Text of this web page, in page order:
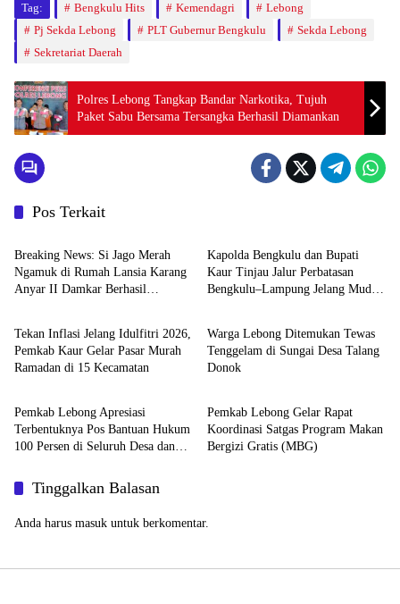
Tag: Bengkulu Hits Kemendagri
Lebong
Pj Sekda Lebong
PLT Gubernur Bengkulu
Sekda Lebong
Sekretariat Daerah
Polres Lebong Tangkap Bandar Narkotika, Tujuh
Paket Sabu Bersama Tersangka Berhasil Diamankan
Pos Terkait
Bengkulu Utara
Breaking News: Si Jago Merah
Ngamuk di Rumah Lansia Karang
Anyar II Damkar Berhasil
Kapolda Bengkulu dan Bupati
Kaur Tinjau Jalur Perbatasan
Bengkulu–Lampung Jelang Mudik
Advertorial
Tekan Inflasi Jelang Idulfitri 2026,
Pemkab Kaur Gelar Pasar Murah
Ramadan di 15 Kecamatan
Lebong
Warga Lebong Ditemukan Tewas
Tenggelam di Sungai Desa Talang
Donok
Lebong
Pemkab Lebong Apresiasi
Terbentuknya Pos Bantuan Hukum
100 Persen di Seluruh Desa dan
Lebong
Pemkab Lebong Gelar Rapat
Koordinasi Satgas Program Makan
Bergizi Gratis (MBG)
Tinggalkan Balasan
Anda harus masuk untuk berkomentar.